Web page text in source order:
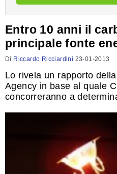
Entro 10 anni il
principale fonte
Di Riccardo Ricciardini 23-01-2013
Lo rivela un rapporto
Agency in base al quale
concorreranno a